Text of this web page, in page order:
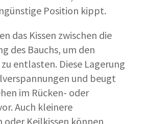
Position kippt.
das Kissen zwischen die
des Bauchs, um den
entlasten. Diese Lagerung
und beugt
im Rücken- oder
Auch kleinere
oder Keilkissen können